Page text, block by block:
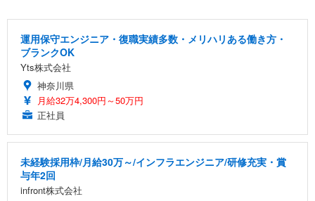
運用保守エンジニア・復職実績多数・メリハリある働き方・
ブランクOK
Yts株式会社
神奈川県
月給32万4,300円～50万円
正社員
未経験採用枠/月給30万～/インフラエンジニア/研修充実・賞
与年2回
infront株式会社